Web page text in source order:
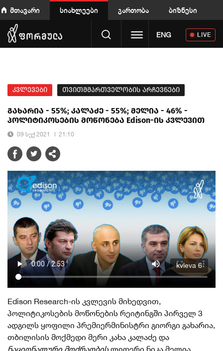
მთავარი სიახლეები გართობა ბიზნესი
Toggle navigation
ENG LIVE
კვლევები თვითმმართველობის არჩევნები
გახარია - 55%; კალაძე - 55%; მელია - 46% -
პოლიტიკოსების მოწონება Edison-ის კვლევით
09 სექ 2021 21:10
kvleva 6
Edison Research-ის კვლევის მიხედვით,
პოლიტიკოსების მოწონების რეიტინგში პირველ 3
ადგილს ყოფილი პრემიერმინისტრი გიორგი გახარია,
თბილისის მოქმედი მერი კახა კალაძე და
ნაციონალური მოძრაობის ლიდერი ნიკა მელია